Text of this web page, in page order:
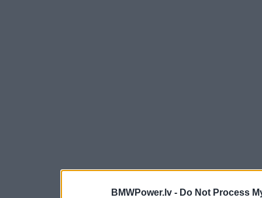
BMWPower.lv - Do Not Process